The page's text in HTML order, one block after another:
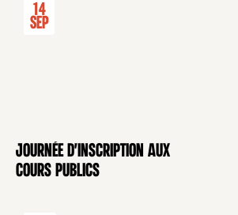
CONFÉRENCE
14
Sep
Journée d'inscription aux
cours publics